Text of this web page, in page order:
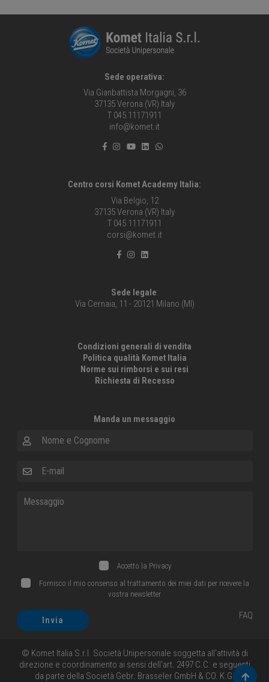
Sede operativa:
Via Gianbattista Morgagni, 36
37135 Verona (VR) Italy
T 045 11171911
info@komet.it
Centro corsi Komet Academy Italia:
Via Belgio, 12
37135 Verona (VR) Italy
T 045 11171911
corsi@komet.it
Sede legale:
Via Cernaia, 11 - 20121 Milano (MI)
Condizioni generali di vendita
Politica qualità Komet Italia
Norme sui rimborsi e sui resi
Richiesta di Recesso
Manda un messaggio
Accetto la Privacy
Fornisco il mio consenso al trattamento dei miei dati per ricevere la
vostra newsletter
Invia FAQ
© Komet Italia S.r.l. Società Unipersonale soggetta all'attività di
direzione e coordinamento ai sensi dell'art. 2497 C.C. e seguenti
da parte della Società Gebr. Brasseler GmbH & CO. K.G.